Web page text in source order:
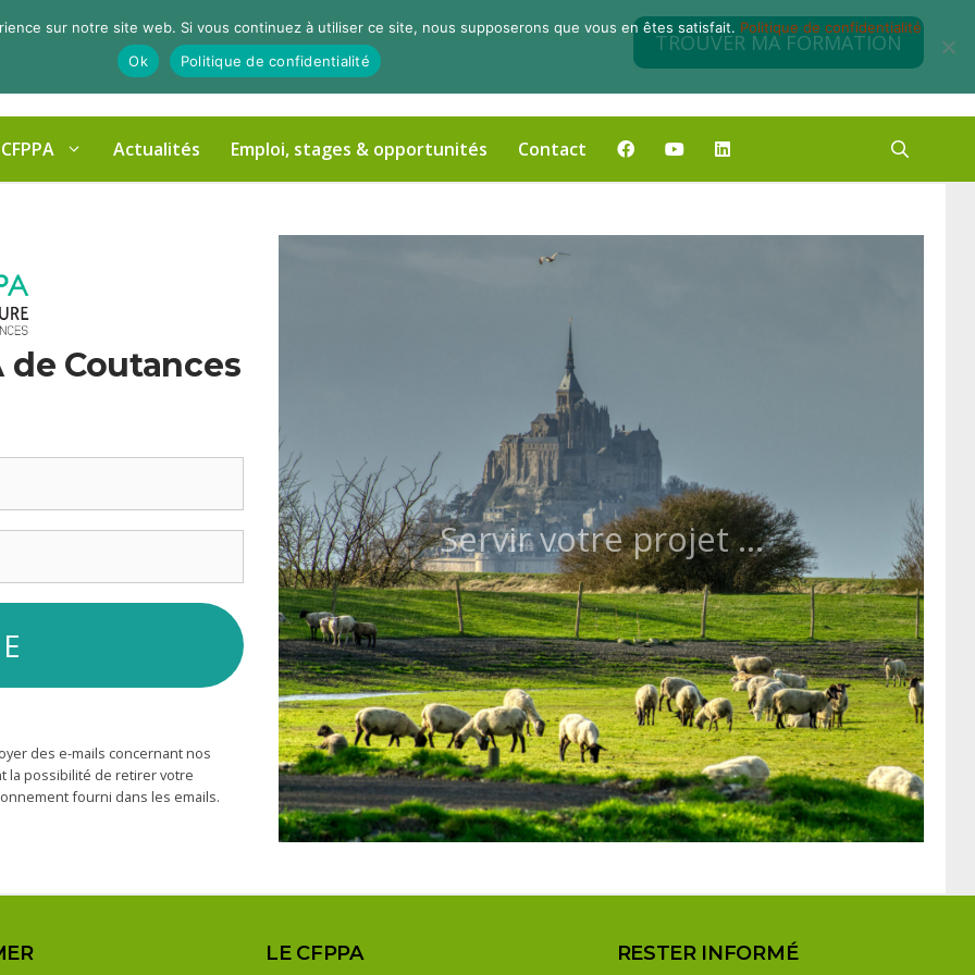
TROUVER MA FORMATION
Actualités Emploi, stages & opportunités Contact
de Coutances
des e-mails concernant nos
la possibilité de retirer votre
fourni dans les emails.
Servir votre projet ...
LE CFPPA RESTER INFORMÉ
sur notre site web. Si vous continuez à utiliser ce site, nous supposerons que vous en êtes satisfait. Politique de confidentialité
Ok
Politique de confidentialité